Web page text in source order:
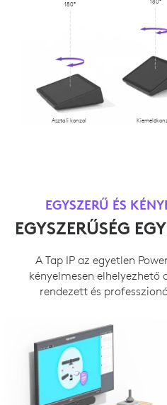
Asztali konzol
180°
EGYSZERŰ ÉS
EGYSZERŰSÉG
A Tap IP az egyetlen
kényelmesen elhelyezhető
rendezett és